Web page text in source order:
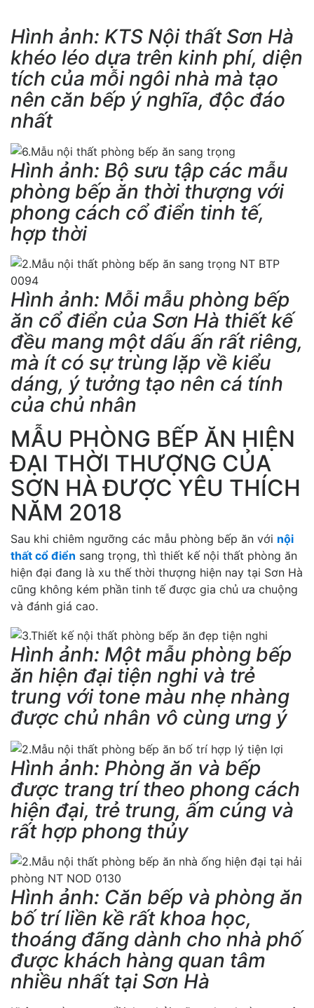
Hình ảnh: KTS Nội thất Sơn Hà
khéo léo dựa trên kinh phí, diện
tích của mỗi ngôi nhà mà tạo
nên căn bếp ý nghĩa, độc đáo
nhất
Hình ảnh: Bộ sưu tập các mẫu
phòng bếp ăn thời thượng với
phong cách cổ điển tinh tế,
hợp thời
Hình ảnh: Mỗi mẫu phòng bếp
ăn cổ điển của Sơn Hà thiết kế
đều mang một dấu ấn rất riêng,
mà ít có sự trùng lặp về kiểu
dáng, ý tưởng tạo nên cá tính
của chủ nhân
MẪU PHÒNG BẾP ĂN HIỆN
ĐẠI THỜI THƯỢNG CỦA
SƠN HÀ ĐƯỢC YÊU THÍCH
NĂM 2018
Sau khi chiêm ngưỡng các mẫu phòng bếp ăn với nội
thất cổ điển sang trọng, thì thiết kế nội thất phòng ăn
hiện đại đang là xu thế thời thượng hiện nay tại Sơn Hà
cũng không kém phần tinh tế được gia chủ ưa chuộng
và đánh giá cao.
Hình ảnh: Một mẫu phòng bếp
ăn hiện đại tiện nghi và trẻ
trung với tone màu nhẹ nhàng
được chủ nhân vô cùng ưng ý
Hình ảnh: Phòng ăn và bếp
được trang trí theo phong cách
hiện đại, trẻ trung, ấm cúng và
rất hợp phong thủy
Hình ảnh: Căn bếp và phòng ăn
bố trí liền kề rất khoa học,
thoáng đãng dành cho nhà phố
được khách hàng quan tâm
nhiều nhất tại Sơn Hà